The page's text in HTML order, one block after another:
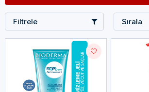
Filtrele Sırala